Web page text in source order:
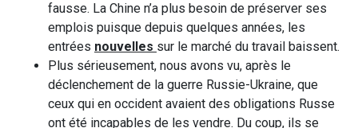
fausse. La Chine n’a plus besoin de préserver ses
emplois puisque depuis quelques années, les
entrées nouvelles sur le marché du travail baissent.
Plus sérieusement, nous avons vu, après le
déclenchement de la guerre Russie-Ukraine, que
ceux qui en occident avaient des obligations Russe
ont été incapables de les vendre. Du coup, ils se